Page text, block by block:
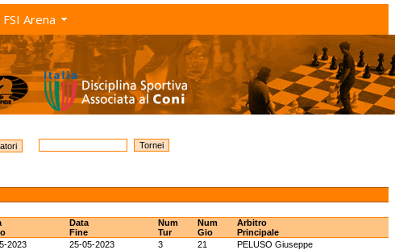
FSI Arena
Data
Fine
Num
Tur
Num
Gio
Arbitro
Principale
2023 25-05-2023 3 21
PELUSO Giuseppe